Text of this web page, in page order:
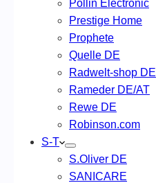
Pollin Electronic
Prestige Home
Prophete
Quelle DE
Radwelt-shop DE
Rameder DE/AT
Rewe DE
Robinson.com
S-T
S.Oliver DE
SANICARE